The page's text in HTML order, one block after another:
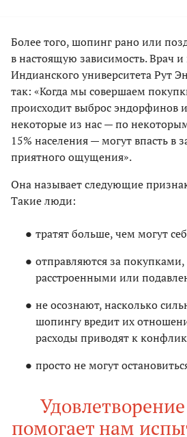
Более того, шопинг рано или
в настоящую зависимость. Врач
Индианского университета Рут
так: «Когда мы совершаем
происходит выброс эндорфинов
некоторые из нас — по
15% населения — могут впасть в
приятного ощущения».
Она называет следующие
Такие люди:
тратят больше, чем могут
отправляются за покупками,
расстроенными или
не осознают, насколько
шопингу вредит их
расходы приводят к
просто не могут
помогает нам